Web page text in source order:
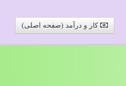
کار و درآمد (صفحه اصلی)